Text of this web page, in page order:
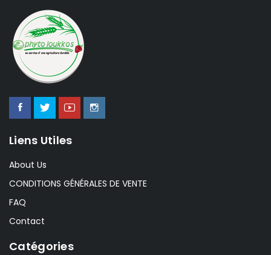
Liens Utiles
About Us
CONDITIONS GÉNÉRALES DE VENTE
FAQ
Contact
Catégories